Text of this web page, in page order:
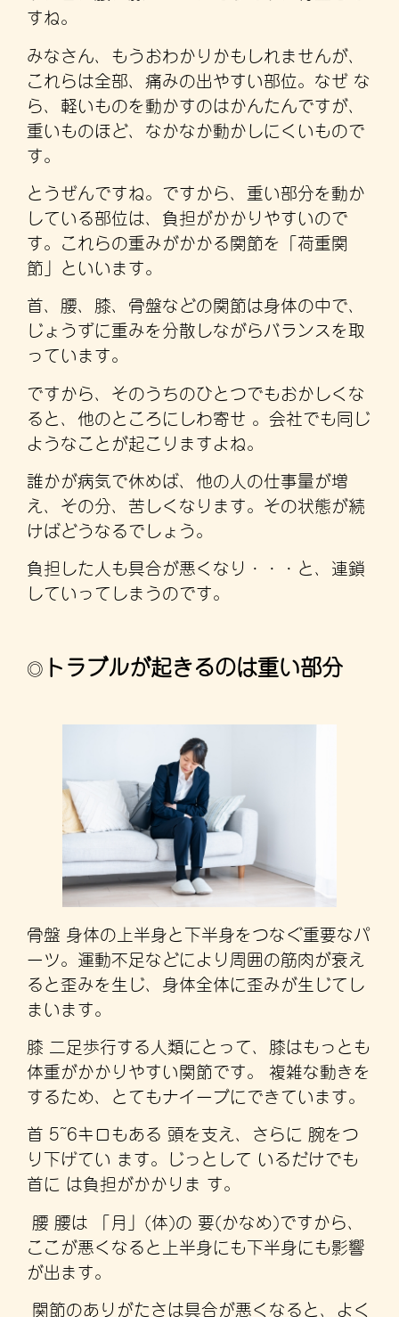
すね。
みなさん、もうおわかりかもしれませんが、
これらは全部、痛みの出やすい部位。なぜ な
ら、軽いものを動かすのはかんたんですが、
重いものほど、なかなか動かしにくいもので
す。
とうぜんですね。ですから、重い部分を動か
している部位は、負担がかかりやすいので
す。これらの重みがかかる関節を「荷重関
節」といいます。
首、腰、膝、骨盤などの関節は身体の中で、
じょうずに重みを分散しながらバランスを取
っています。
ですから、そのうちのひとつでもおかしくな
ると、他のところにしわ寄せ 。会社でも同じ
ようなことが起こりますよね。
誰かが病気で休めば、他の人の仕事量が増
え、その分、苦しくなります。その状態が続
けばどうなるでしょう。
負担した人も具合が悪くなり・・・と、連鎖
していってしまうのです。
◎ トラブルが起きるのは重い部分
骨盤 身体の上半身と下半身をつなぐ重要なパ
ーツ。運動不足などにより周囲の筋肉が衰え
ると歪みを生じ、身体全体に歪みが生じてし
まいます。
膝 二足歩行する人類にとって、膝はもっとも
体重がかかりやすい関節です。 複雑な動きを
するため、とてもナイーブにできています。
首 5~6キロもある 頭を支え、さらに 腕をつ
り下げてい ます。じっとして いるだけでも
首に は負担がかかりま す。
腰 腰は 「月」(体)の 要(かなめ)ですから、
ここが悪くなると上半身にも下半身にも影響
が出ます。
関節のありがたさは具合が悪くなると、よく